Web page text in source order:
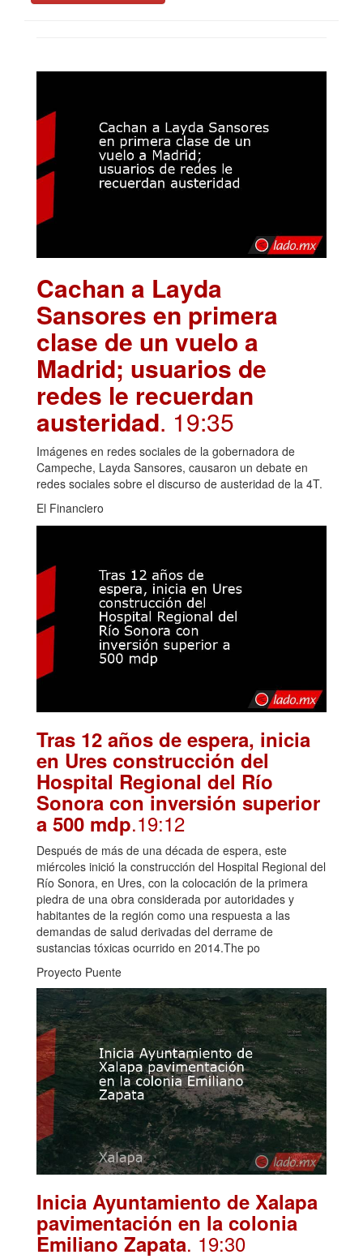
Cachan a Layda
Sansores en primera
clase de un vuelo a
Madrid; usuarios de
redes le recuerdan
austeridad. 19:35
Imágenes en redes sociales de la gobernadora de
Campeche, Layda Sansores, causaron un debate en
redes sociales sobre el discurso de austeridad de la 4T.
El Financiero
Tras 12 años de espera, inicia
en Ures construcción del
Hospital Regional del Río
Sonora con inversión superior
a 500 mdp.19:12
Después de más de una década de espera, este
miércoles inició la construcción del Hospital Regional del
Río Sonora, en Ures, con la colocación de la primera
piedra de una obra considerada por autoridades y
habitantes de la región como una respuesta a las
demandas de salud derivadas del derrame de
sustancias tóxicas ocurrido en 2014.The po
Proyecto Puente
Inicia Ayuntamiento de Xalapa
pavimentación en la colonia
Emiliano Zapata. 19:30